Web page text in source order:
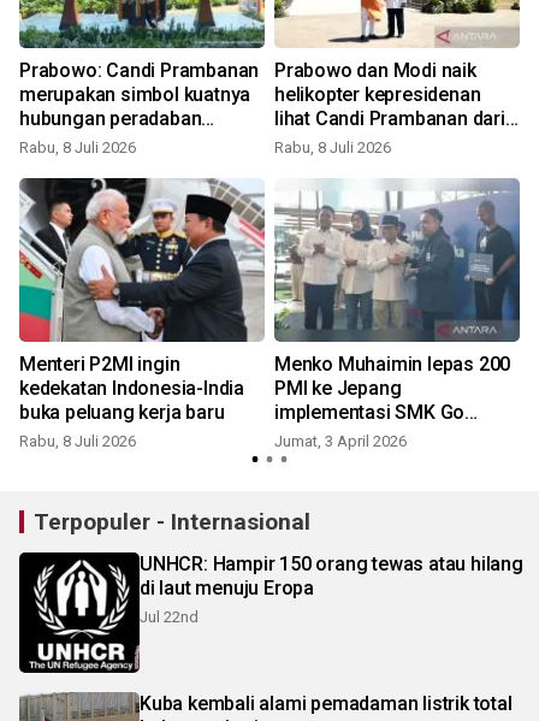
Prabowo: Candi Prambanan
merupakan simbol kuatnya
hubungan peradaban
Indonesia-India
Rabu, 8 Juli 2026
Prabowo dan Modi naik
helikopter kepresidenan
lihat Candi Prambanan dari
ketinggian
Rabu, 8 Juli 2026
Menteri P2MI ingin
kedekatan Indonesia-India
buka peluang kerja baru
Rabu, 8 Juli 2026
Menko Muhaimin lepas 200
PMI ke Jepang
implementasi SMK Go
Global
Jumat, 3 April 2026
Terpopuler - Internasional
UNHCR: Hampir 150 orang tewas atau hilang
di laut menuju Eropa
Jul 22nd
Kuba kembali alami pemadaman listrik total